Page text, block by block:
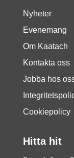
Nyheter
Evenemang
Om Kaatach
Kontakta oss
Jobba hos
Cookiepolicy
Hitta hit